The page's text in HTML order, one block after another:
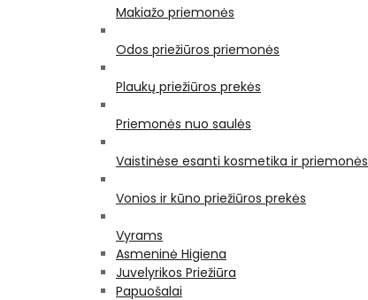
Makiažo priemonės
Odos priežiūros priemonės
Plaukų priežiūros prekės
Priemonės nuo saulės
Vaistinėse esanti kosmetika ir priemonės
Vonios ir kūno priežiūros prekės
Vyrams
Asmeninė Higiena
Juvelyrikos Priežiūra
Papuošalai